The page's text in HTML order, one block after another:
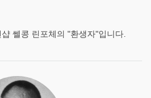
쎌콩 린포체의 "환생자"입니다.